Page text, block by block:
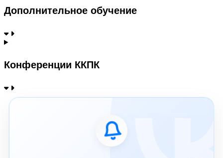
Дополнительное обучение
Конференции ККПК